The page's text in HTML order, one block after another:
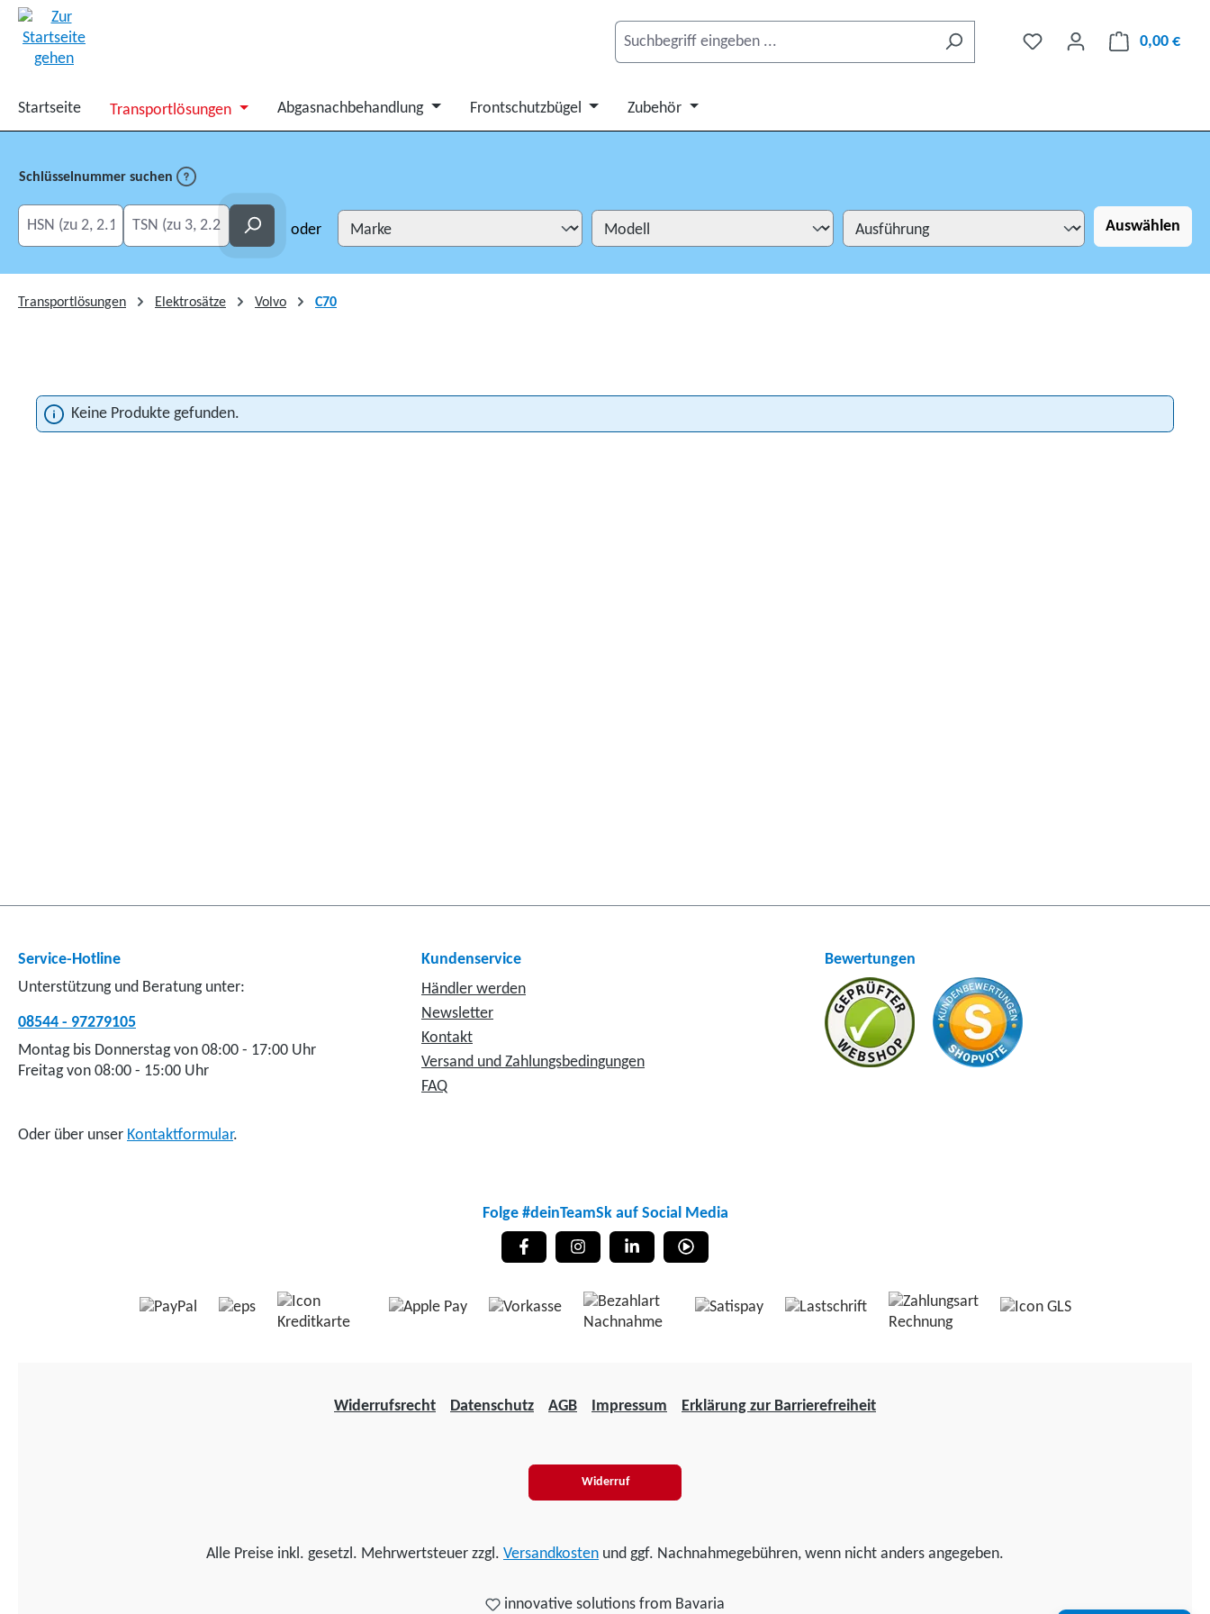
0,00 €
Startseite Transportlösungen Abgasnachbehandlung Frontschutzbügel Zubehör
Schlüsselnummer suchen
HSN eingeben
TSN eingeben Suchen oder Auswählen
Transportlösungen Elektrosätze Volvo C70
Keine Produkte gefunden.
Service-Hotline
Unterstützung und Beratung unter:
08544 - 97279105
Montag bis Donnerstag von 08:00 - 17:00 Uhr
Freitag von 08:00 - 15:00 Uhr
Oder über unser Kontaktformular.
Kundenservice
Händler werden
Newsletter
Kontakt
Versand und Zahlungsbedingungen
FAQ
Bewertungen
Folge #deinTeamSk auf Social Media
Widerrufsrecht Datenschutz AGB Impressum Erklärung zur Barrierefreiheit
Widerruf
Alle Preise inkl. gesetzl. Mehrwertsteuer zzgl. Versandkosten und ggf. Nachnahmegebühren, wenn nicht anders angegeben.
innovative solutions from Bavaria